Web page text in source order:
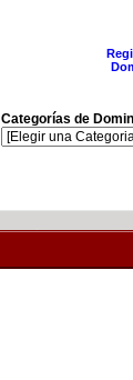
Categorías de